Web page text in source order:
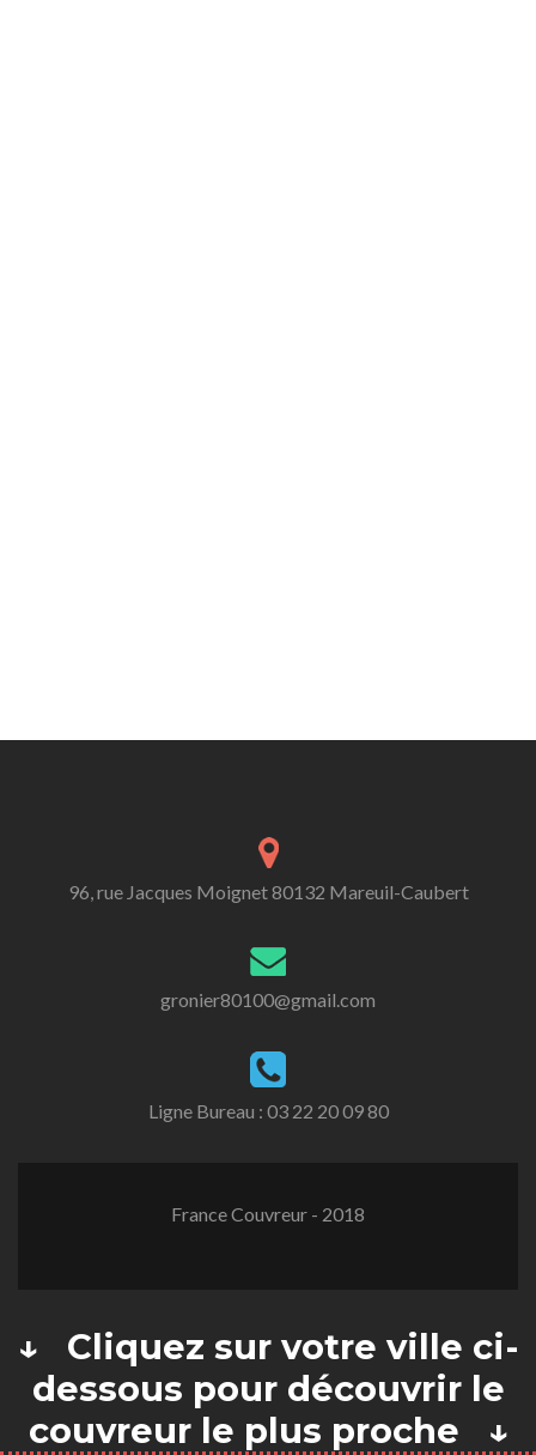
96, rue Jacques Moignet 80132 Mareuil-Caubert
gronier80100@gmail.com
Ligne Bureau : 03 22 20 09 80
France Couvreur - 2018
↓ Cliquez sur votre ville ci-
dessous pour découvrir le
couvreur le plus proche ↓